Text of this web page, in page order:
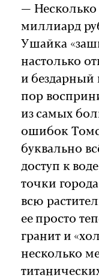
— Несколько
миллиард
Ушайка
настолько
и бездарный
пор
из самых
ошибок
буквально
доступ к
точки
всю
ее просто
гранит и
несколько